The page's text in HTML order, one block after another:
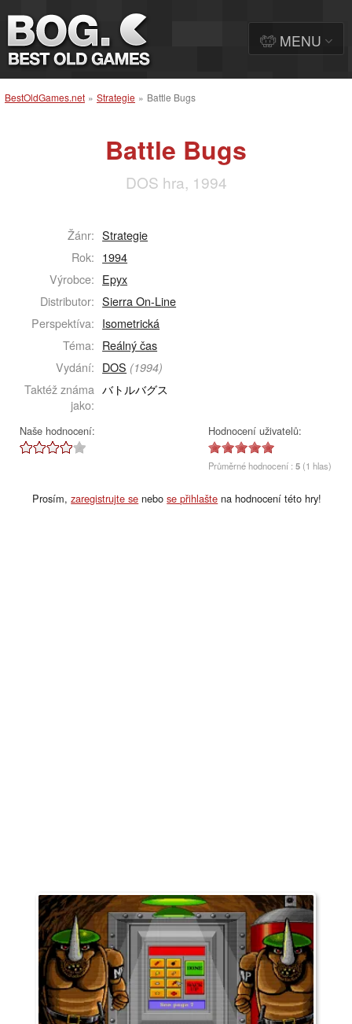
BestOldGames.net » Strategie » Battle Bugs
Battle Bugs
DOS hra, 1994
Žánr: Strategie
Rok: 1994
Výrobce: Epyx
Distributor: Sierra On-Line
Perspektíva: Isometrická
Téma: Reálný čas
Vydání: DOS (1994)
Taktéž známa
jako:
バトルバグス
Naše hodnocení: Hodnocení uživatelů:
Průměrné hodnocení :5 (1 hlas)
Prosím,zaregistrujte se nebose přihlašte na hodnocení této hry!
MENU